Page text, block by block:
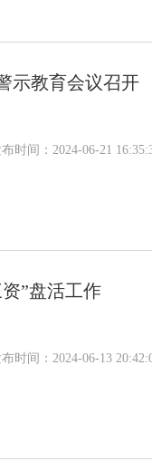
示教育会议召开
时间：2024-06-21
”盘活工作
时间：2024-06-13